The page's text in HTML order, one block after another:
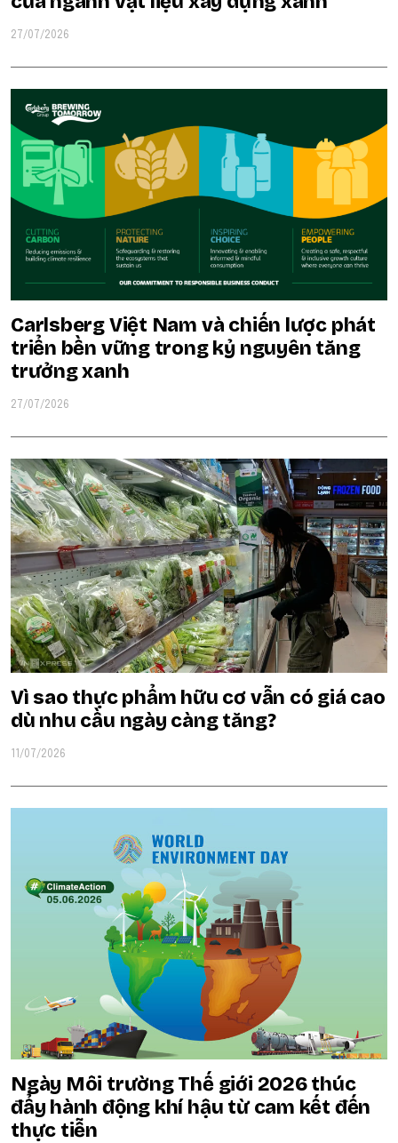
27/07/2026
Carlsberg Việt Nam và chiến lược phát
triển bền vững trong kỷ nguyên tăng
trưởng xanh
27/07/2026
Vì sao thực phẩm hữu cơ vẫn có giá cao
dù nhu cầu ngày càng tăng?
11/07/2026
Ngày Môi trường Thế giới 2026 thúc
đẩy hành động khí hậu từ cam kết đến
thực tiễn